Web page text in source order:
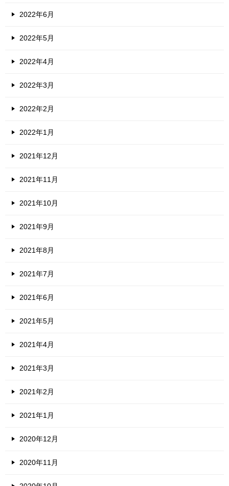
2022年6月
2022年5月
2022年4月
2022年3月
2022年2月
2022年1月
2021年12月
2021年11月
2021年10月
2021年9月
2021年8月
2021年7月
2021年6月
2021年5月
2021年4月
2021年3月
2021年2月
2021年1月
2020年12月
2020年11月